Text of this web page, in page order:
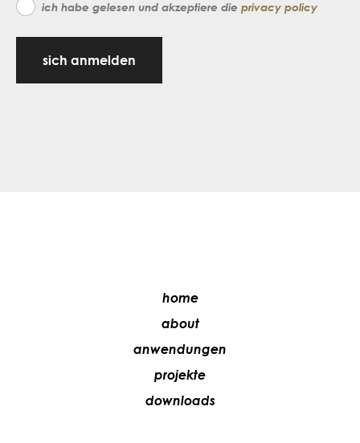
ich habe gelesen und akzeptiere die privacy policy
sich anmelden
home
about
anwendungen
projekte
downloads